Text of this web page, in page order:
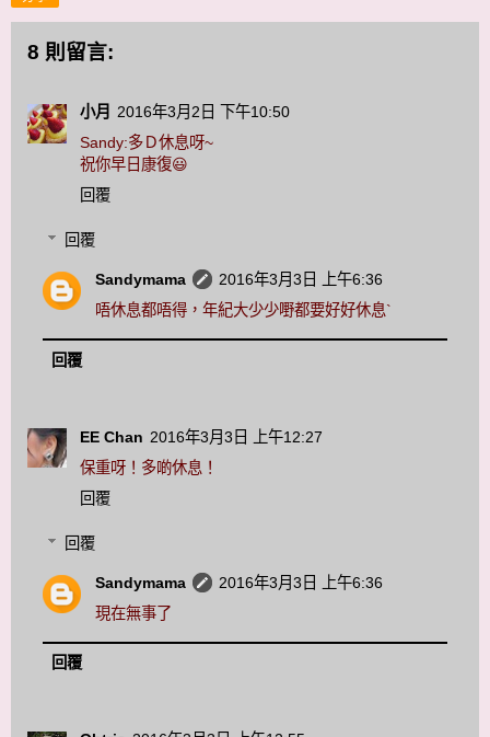
8 則留言:
小月
2016年3月2日 下午10:50
Sandy:多Ｄ休息呀~
祝你早日康復😃
回覆
回覆
Sandymama
2016年3月3日 上午6:36
唔休息都唔得，年紀大少少嘢都要好好休息`
回覆
EE Chan 2016年3月3日 上午12:27
保重呀！多啲休息！
回覆
回覆
Sandymama
2016年3月3日 上午6:36
現在無事了
回覆